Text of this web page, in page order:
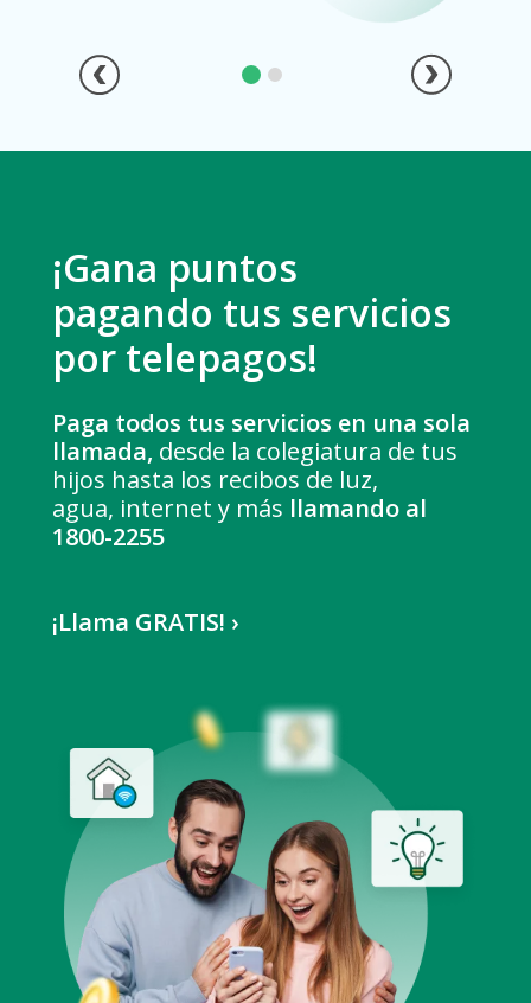
¡Gana puntos
pagando tus servicios
por telepagos!
Paga todos tus servicios en una sola
llamada, desde la colegiatura de tus
hijos hasta los recibos de luz,
agua, internet y más llamando al
1800-2255
¡Llama GRATIS! ›